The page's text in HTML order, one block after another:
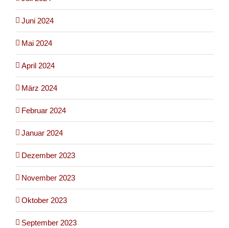
Juni 2024
Mai 2024
April 2024
März 2024
Februar 2024
Januar 2024
Dezember 2023
November 2023
Oktober 2023
September 2023